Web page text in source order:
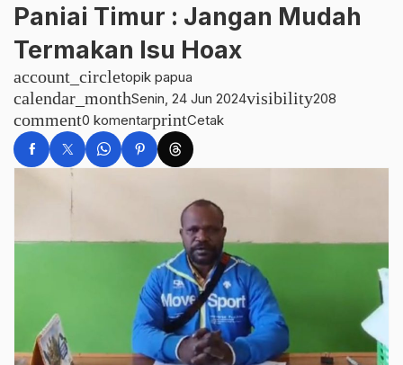
Paniai Timur : Jangan Mudah
Termakan Isu Hoax
account_circletopik papua
calendar_monthSenin, 24 Jun 2024visibility208
comment0 komentarprintCetak